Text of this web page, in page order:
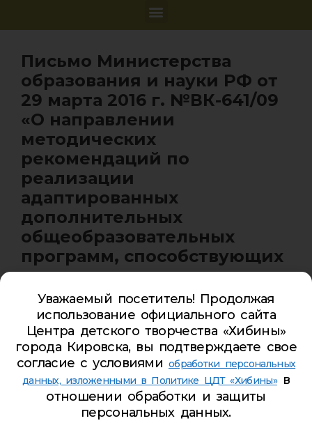
Письмо Министерства
образования и науки РФ от
29 марта 2016 г. №ВК-641/09
«О направлении
методических
рекомендаций по
реализации
адаптированных
дополнительных
общеобразовательных
программ, способствующих
социально-
психологической
реабилитации,
профессиональному
самоопределению детей с
ограниченными
возможностями здоровья,
включая детей-инвалидов, с
Уважаемый посетитель! Продолжая
использование официального сайта
Центра детского творчества «Хибины»
города Кировска, вы подтверждаете свое
согласие с условиями обработки персональных
данных, изложенными в Политике ЦДТ «Хибины»в
отношении обработки и защиты
персональных данных.